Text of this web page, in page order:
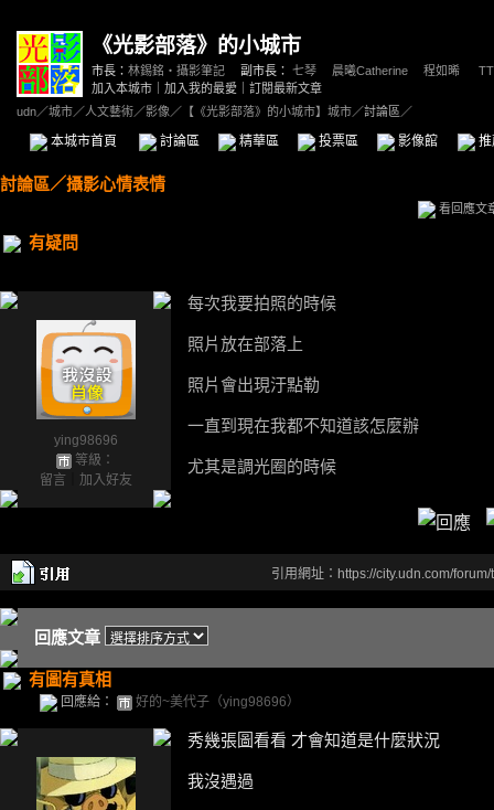
《光影部落》的小城市
市長： 林錫銘‧攝影筆記 副市長： 七琴 晨曦Catherine 程如晞
加入本城市
加入我的最愛
訂閱最新文章
udn／城市／人文藝術／影像 ／ 【《光影部落》的小城市】城市／討論區／
本城市首頁 討論區 精華區 投票區 影像館
討論區／攝影心情表情
看回應文
有疑問
ying98696
等級：
留言
加入好友
每次我要拍照的時候
照片放在部落上
照片會出現汙點勒
一直到現在我都不知道該怎麼辦
尤其是調光圈的時候
引用網址：https://city.udn.com/
回應文章
有圖有真相
回應給： 好的~美代子（ying98696）
秀幾張圖看看 才會知道是什麼狀況
我沒遇過